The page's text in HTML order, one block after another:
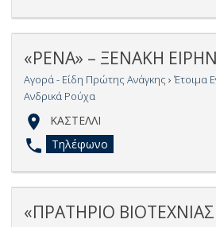
«ΡΕΝΑ» – ΞΕΝΑΚΗ
Αγορά - Είδη Πρώτης Ανάγκης › Έτοιμα
Ανδρικά Ρούχα
ΚΑΣΤΕΛΛΙ
Τηλέφωνο
«ΠΡΑΤΗΡΙΟ